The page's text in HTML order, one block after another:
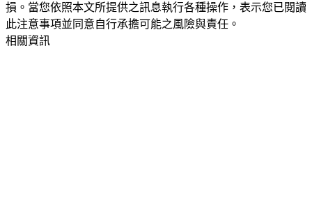
損。當您依照本文所提供之訊息執行各種操作，表示您已閱讀
此注意事項並同意自行承擔可能之風險與責任。
相關資訊